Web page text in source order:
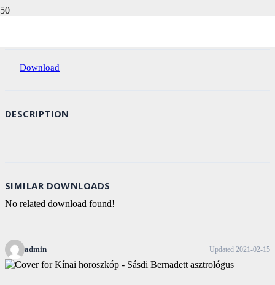
Download
DESCRIPTION
SIMILAR DOWNLOADS
No related download found!
admin Updated 2021-02-15